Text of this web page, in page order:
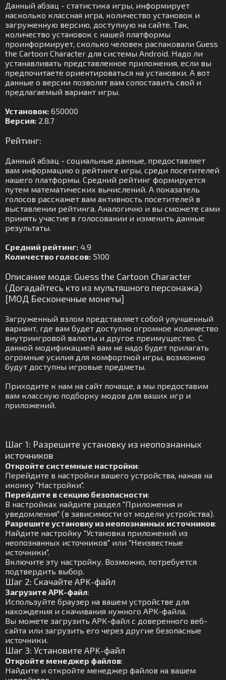
Данный абзац - статистика игры, информирует
насколько классная игра, количество установок и
загруженную версию, доступную на сайте. Так,
количество установок с нашей платформы
проинформирует, сколько человек распаковали Guess
the Cartoon Character для системы Android. Надо ли
устанавливать представленное приложения, если вы
предпочитаете ориентироваться на установки. А вот
данные о версии позволят вам сопоставить свой и
предлагаемый вариант игры.
Установок: 650000
Версия: 2.8.7
Рейтинг:
Данный абзац - социальные данные, предоставляет
вам информацию о рейтинге игры, среди посетителей
нашего платформы. Средний рейтинг формируется
путем математических вычислений. А показатель
голосов расскажет вам активность посетителей в
выставлении рейтинга. Аналогично и вы сможете сами
принять участие в голосовании и изменить данные
результаты.
Средний рейтинг: 4.9
Количество голосов: 5100
Описание мода: Guess the Cartoon Character
(Догадайтесь кто из мультяшного персонажа)
[МОД Бесконечные монеты]
Загруженный взлом представляет собой улучшенный
вариант, где вам будет доступно огромное количество
внутриигровой валюты и другое преимущество. С
данной модификацией вам не надо будет прилагать
огромные усилия для комфортной игры, возможно
будут доступны игровые предметы.
Приходите к нам на сайт почаще, а мы предоставим
вам классную подборку модов для ваших игр и
приложений.
Шаг 1: Разрешите установку из неопознанных
источников
Откройте системные настройки:
Перейдите в настройки вашего устройства, нажав на
иконку "Настройки".
Перейдите в секцию безопасности:
В настройках найдите раздел "Приложения и
уведомления" (в зависимости от модели устройства).
Разрешите установку из неопознанных источников:
Найдите настройку "Установка приложений из
неопознанных источников" или "Неизвестные
источники".
Включите эту настройку. Возможно, потребуется
подтвердить выбор.
Шаг 2: Скачайте APK-файл
Загрузите APK-файл:
Используйте браузер на вашем устройстве для
нахождения и скачивания нужного APK-файла.
Вы можете загрузить APK-файл с доверенного веб-
сайта или загрузить его через другие безопасные
источники.
Шаг 3: Установите APK-файл
Откройте менеджер файлов:
Найдите и откройте менеджер файлов на вашем